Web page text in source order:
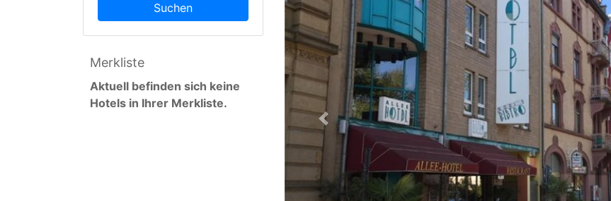
Suchen
Merkliste
Aktuell befinden sich keine
Hotels in Ihrer Merkliste.
Zurück